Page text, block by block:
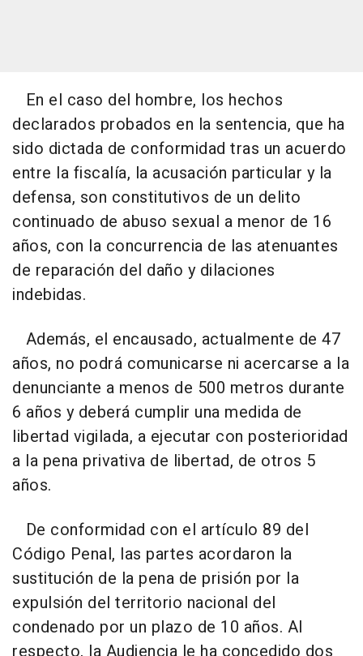
En el caso del hombre, los hechos
declarados probados en la sentencia, que ha
sido dictada de conformidad tras un acuerdo
entre la fiscalía, la acusación particular y la
defensa, son constitutivos de un delito
continuado de abuso sexual a menor de 16
años, con la concurrencia de las atenuantes
de reparación del daño y dilaciones
indebidas.
Además, el encausado, actualmente de 47
años, no podrá comunicarse ni acercarse a la
denunciante a menos de 500 metros durante
6 años y deberá cumplir una medida de
libertad vigilada, a ejecutar con posterioridad
a la pena privativa de libertad, de otros 5
años.
De conformidad con el artículo 89 del
Código Penal, las partes acordaron la
sustitución de la pena de prisión por la
expulsión del territorio nacional del
condenado por un plazo de 10 años. Al